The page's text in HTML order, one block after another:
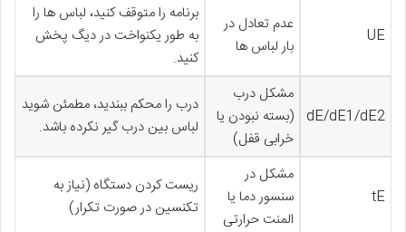
UE
عدم تعادل در
بار لباس ها
برنامه را متوقف کنید، لباس ها را
به طور یکنواخت در دیگ پخش
کنید.
dE/dE1/dE2
مشکل درب
(بسته نبودن یا
خرابی قفل)
درب را محکم ببندید، مطمئن شوید
لباس بین درب گیر نکرده باشد.
tE
مشکل در
سنسور دما یا
المنت حرارتی
ریست کردن دستگاه (نیاز به
تکنسین در صورت تکرار)